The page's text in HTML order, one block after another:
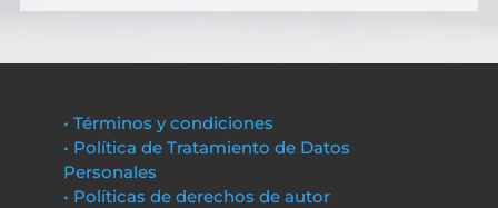
• Términos y condiciones
• Política de Tratamiento de Datos
Personales
• Políticas de derechos de autor